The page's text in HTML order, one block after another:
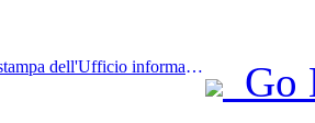
Prev:Conferenza stampa dell'Ufficio informazioni del Consiglio di Stato: Attualmente, nel mio Paese ci sono 28 porti di frontiera in grado di fornire servizi turistici con guida autonoma
Go